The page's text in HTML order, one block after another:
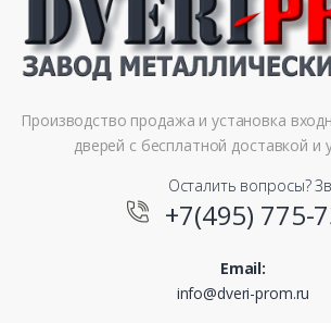
Производство продажа и установка
дверей с бесплатной доставкой и
Осталить вопросы?
+7(495) 775-
Email:
info@dveri-prom.ru